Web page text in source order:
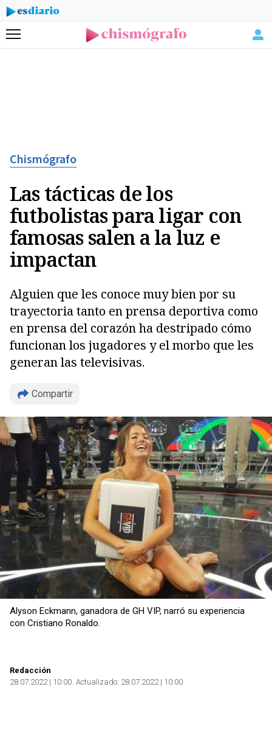
Menú
Chismógrafo
Las tácticas de los
futbolistas para ligar con
famosas salen a la luz e
impactan
Alguien que les conoce muy bien por su
trayectoria tanto en prensa deportiva como
en prensa del corazón ha destripado cómo
funcionan los jugadores y el morbo que les
generan las televisivas.
Compartir
Copiar
Alyson Eckmann, ganadora de GH VIP, narró su experiencia
con Cristiano Ronaldo.
Redacción
28.07.2022 | 10:00 Actualizado: 28.07.2022 | 10:00